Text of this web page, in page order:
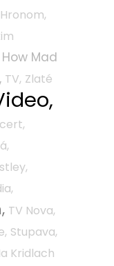
How Mad
TV, Zlaté
TV Nova,
Stupava,
Kridlach